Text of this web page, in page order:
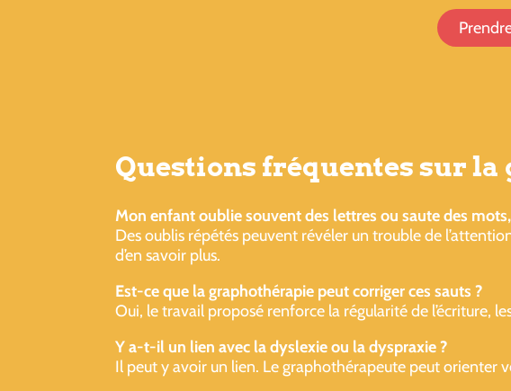
Questions fréquentes sur
Mon enfant oublie souvent des lettres ou saute des
Des oublis répétés peuvent révéler un trouble de
d’en savoir plus.
Est-ce que la graphothérapie peut corriger ces sauts ?
Oui, le travail proposé renforce la régularité de l’écriture,
Y a-t-il un lien avec la dyslexie ou la dyspraxie ?
Il peut y avoir un lien. Le graphothérapeute peut orienter